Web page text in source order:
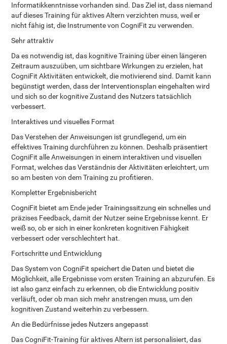
Informatikkenntnisse vorhanden sind. Das Ziel ist, dass niemand
auf dieses Training für aktives Altern verzichten muss, weil er
nicht fähig ist, die Instrumente von CogniFit zu verwenden.
Sehr attraktiv
Da es notwendig ist, das kognitive Training über einen längeren
Zeitraum auszuüben, um sichtbare Wirkungen zu erzielen, hat
CogniFit Aktivitäten entwickelt, die motivierend sind. Damit kann
begünstigt werden, dass der Interventionsplan eingehalten wird
und sich so der kognitive Zustand des Nutzers tatsächlich
verbessert.
Interaktives und visuelles Format
Das Verstehen der Anweisungen ist grundlegend, um ein
effektives Training durchführen zu können. Deshalb präsentiert
CogniFit alle Anweisungen in einem interaktiven und visuellen
Format, welches das Verständnis der Aktivitäten erleichtert, um
so am besten von dem Training zu profitieren.
Kompletter Ergebnisbericht
CogniFit bietet am Ende jeder Trainingssitzung ein schnelles und
präzises Feedback, damit der Nutzer seine Ergebnisse kennt. Er
weiß so, ob er sich in einer konkreten kognitiven Fähigkeit
verbessert oder verschlechtert hat.
Fortschritte und Entwicklung
Das System von CogniFit speichert die Daten und bietet die
Möglichkeit, alle Ergebnisse vom ersten Training an abzurufen. Es
ist also ganz einfach zu erkennen, ob die Entwicklung positiv
verläuft, oder ob man sich mehr anstrengen muss, um den
kognitiven Zustand weiterhin zu verbessern.
An die Bedürfnisse jedes Nutzers angepasst
Das CogniFit-Training für aktives Altern ist personalisiert, das